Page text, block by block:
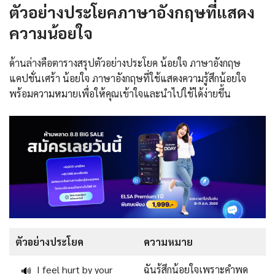
ตัวอย่างประโยคภาษาอังกฤษที่แสดง
ความน้อยใจ
ด้านล่างคือตารางสรุปตัวอย่างประโยค น้อยใจ ภาษาอังกฤษ
แคปชั่นเศร้า น้อยใจ ภาษาอังกฤษที่ใช้แสดงความรู้สึกน้อยใจ
พร้อมความหมายเพื่อให้คุณเข้าใจและนำไปใช้ได้ง่ายขึ้น
ตัวอย่างประโยค ความหมาย
🔊 I feel hurt by your
ฉันรู้สึกน้อยใจเพราะคำพูด